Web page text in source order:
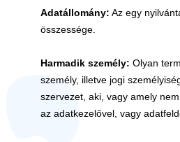
Adatállomány: Az egy
összessége.
Harmadik személy: Olyan
személy, illetve jogi
szervezet, aki, vagy amely
az adatkezelővel, vagy